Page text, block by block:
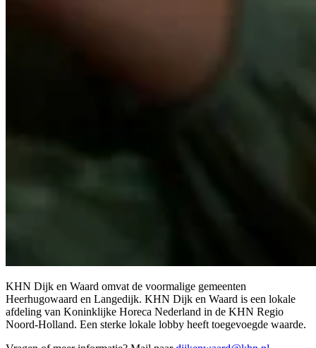
KHN Dijk en Waard omvat de voormalige gemeenten
Heerhugowaard en Langedijk. KHN Dijk en Waard is een lokale
afdeling van Koninklijke Horeca Nederland in de KHN Regio
Noord-Holland. Een sterke lokale lobby heeft toegevoegde waarde.